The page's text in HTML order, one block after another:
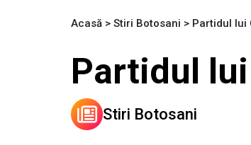
Acasă > Stiri Botosani > Partidul lui
Partidul lui
Stiri Botosani